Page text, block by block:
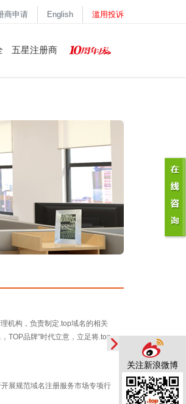
商申请 English 滥用投诉
五星注册商
关注新浪微博
机构，负责制定.top域名的相关
TOP品牌”时代立意，立足将.top
展规范域名注册服务市场专项行